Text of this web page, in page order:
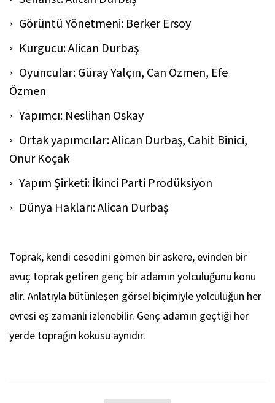
Görüntü Yönetmeni: Berker Ersoy
Kurgucu: Alican Durbaş
Oyuncular: Güray Yalçın, Can Özmen, Efe
Özmen
Yapımcı: Neslihan Oskay
Ortak yapımcılar: Alican Durbaş, Cahit Binici,
Onur Koçak
Yapım Şirketi: İkinci Parti Prodüksiyon
Dünya Hakları: Alican Durbaş
Toprak, kendi cesedini gömen bir askere, evinden bir
avuç toprak getiren genç bir adamın yolculuğunu konu
alır. Anlatıyla bütünleşen görsel biçimiyle yolculuğun her
evresi eş zamanlı izlenebilir. Genç adamın geçtiği her
yerde toprağın kokusu aynıdır.